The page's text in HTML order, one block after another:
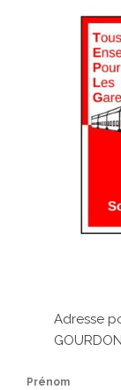
Adresse
GOURDON
Prénom